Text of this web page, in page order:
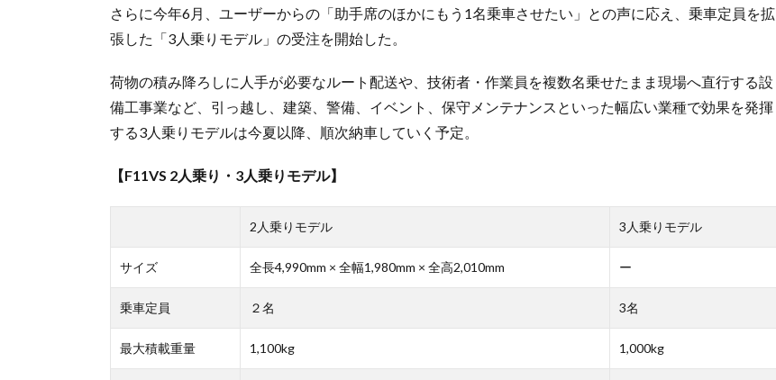
さらに今年6月、ユーザーからの「助手席のほかにもう1名乗車させたい」との声に応え、乗車定員を拡
張した「3人乗りモデル」の受注を開始した。
荷物の積み降ろしに人手が必要なルート配送や、技術者・作業員を複数名乗せたまま現場へ直行する設
備工事業など、引っ越し、建築、警備、イベント、保守メンテナンスといった幅広い業種で効果を発揮
する3人乗りモデルは今夏以降、順次納車していく予定。
【F11VS 2人乗り・3人乗りモデル】
2人乗りモデル 3人乗りモデル
サイズ 全長4,990mm × 全幅1,980mm × 全高2,010mm ー
乗車定員 ２名 3名
最大積載重量 1,100kg 1,000kg